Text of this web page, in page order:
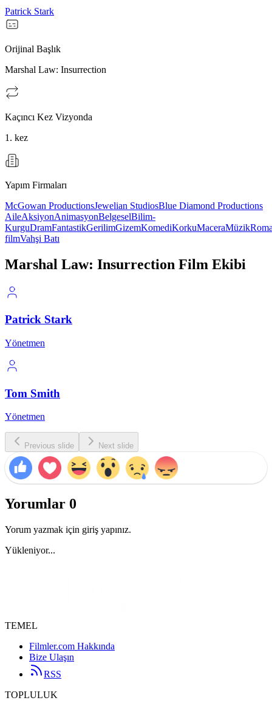
Patrick Stark
Orijinal Başlık
Marshal Law: Insurrection
Kaçıncı Kez Vizyonda
1. kez
Yapım Firmaları
McGowan ProductionsJewelian StudiosBlue Diamond Productions
AileAksiyonAnimasyonBelgeselBilim-
KurguDramFantastikGerilimGizemKomediKorkuMaceraMüzik
filmVahşi Batı
Marshal Law: Insurrection Film Ekibi
Patrick Stark
Yönetmen
Tom Smith
Yönetmen
Previous slide Next slide
Yorumlar 0
Yorum yazmak için giriş yapınız.
Yükleniyor...
TEMEL
Filmler.com Hakkında
Bize Ulaşın
RSS
TOPLULUK